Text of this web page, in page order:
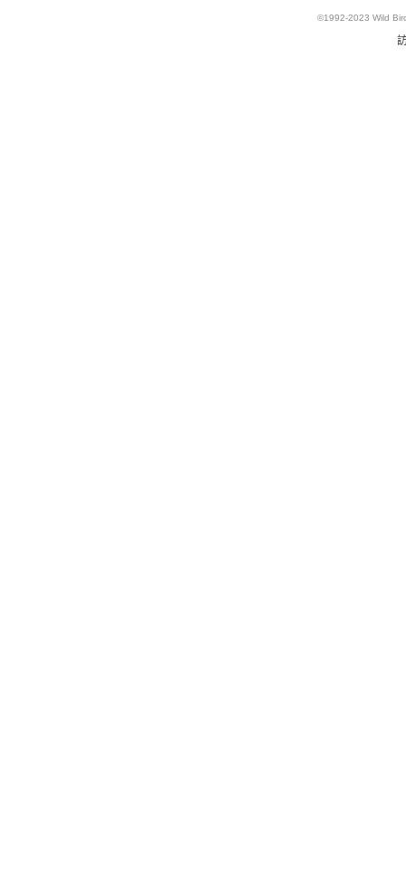
©1992-2023 Wild